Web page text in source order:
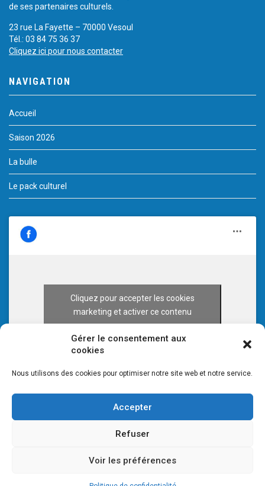
Gérer le consentement aux
cookies
Nous utilisons des cookies pour optimiser notre site web et notre service.
Accepter
Refuser
Voir les préférences
de ses partenaires culturels.
23 rue La Fayette – 70000 Vesoul
Tél.: 03 84 75 36 37
Cliquez ici pour nous contacter
NAVIGATION
Accueil
Saison 2026
La bulle
Le pack culturel
Cliquez pour accepter les cookies
marketing et activer ce contenu
© 2026 CULTURE 70 -Mentions légales-